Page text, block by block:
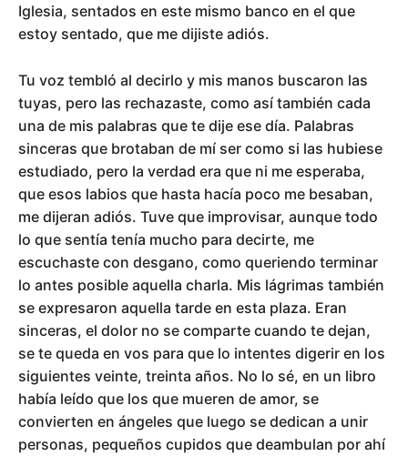
Iglesia, sentados en este mismo banco en el que
estoy sentado, que me dijiste adiós.
Tu voz tembló al decirlo y mis manos buscaron las
tuyas, pero las rechazaste, como así también cada
una de mis palabras que te dije ese día. Palabras
sinceras que brotaban de mí ser como si las hubiese
estudiado, pero la verdad era que ni me esperaba,
que esos labios que hasta hacía poco me besaban,
me dijeran adiós. Tuve que improvisar, aunque todo
lo que sentía tenía mucho para decirte, me
escuchaste con desgano, como queriendo terminar
lo antes posible aquella charla. Mis lágrimas también
se expresaron aquella tarde en esta plaza. Eran
sinceras, el dolor no se comparte cuando te dejan,
se te queda en vos para que lo intentes digerir en los
siguientes veinte, treinta años. No lo sé, en un libro
había leído que los que mueren de amor, se
convierten en ángeles que luego se dedican a unir
personas, pequeños cupidos que deambulan por ahí